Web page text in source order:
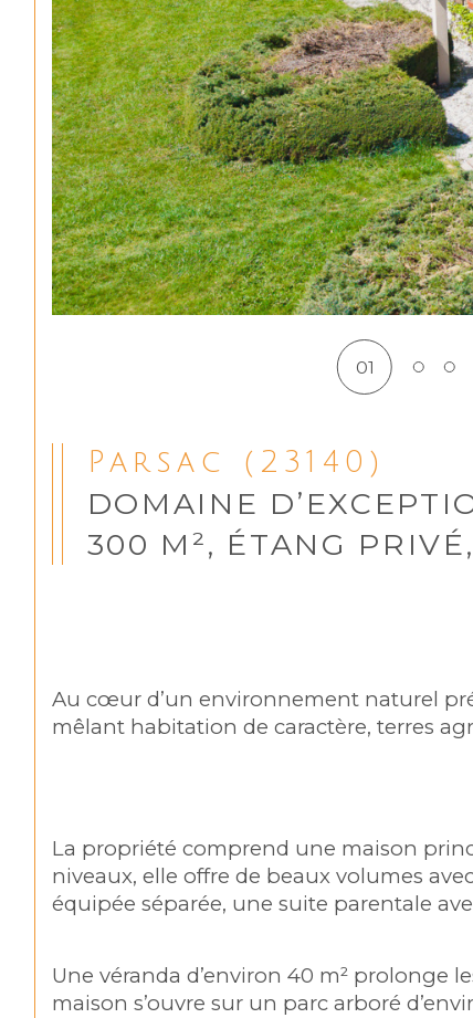
01
Parsac (23140)
DOMAINE
300 M², ÉTANG
Au cœur d’un environnement naturel
mêlant habitation de caractère, terres
La propriété comprend une maison
niveaux, elle offre de beaux volumes
équipée séparée, une suite parentale
Une véranda d’environ 40 m² prolonge
maison s’ouvre sur un parc arboré